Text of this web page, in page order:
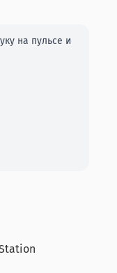
на пульсе и